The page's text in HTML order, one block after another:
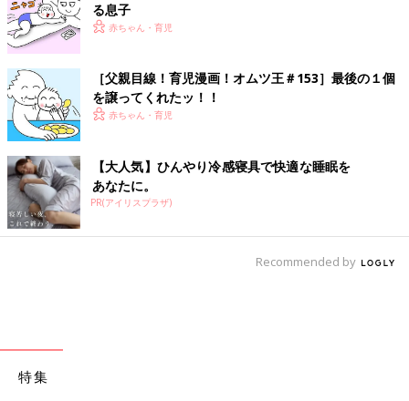
る息子
赤ちゃん・育児
［父親目線！育児漫画！オムツ王＃153］最後の１個
を譲ってくれたッ！！
赤ちゃん・育児
【大人気】ひんやり冷感寝具で快適な睡眠を
あなたに。
PR(アイリスプラザ)
Recommended by
特集